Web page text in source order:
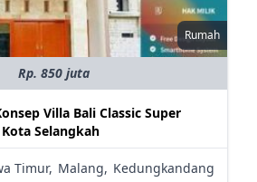
Rumah
Rp. 850 juta
Villa Bali Classic Super
Selangkah
Timur, Malang, Kedungkandang